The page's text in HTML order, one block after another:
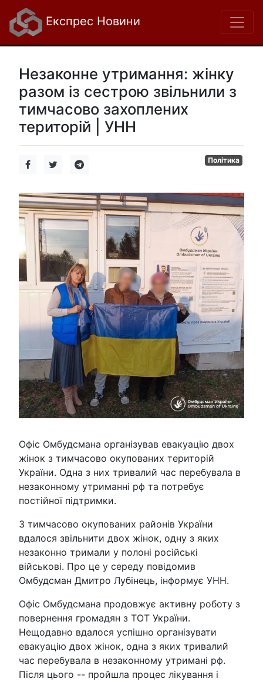
Експрес Новини
Незаконне утримання: жінку
разом із сестрою звільнили з
тимчасово захоплених
територій | УНН
Політика
Офіс Омбудсмана організував евакуацію двох
жінок з тимчасово окупованих територій
України. Одна з них тривалий час перебувала в
незаконному утриманні рф та потребує
постійної підтримки.
З тимчасово окупованих районів України
вдалося звільнити двох жінок, одну з яких
незаконно тримали у полоні російські
військові. Про це у середу повідомив
Омбудсман Дмитро Лубінець, інформує УНН.
Офіс Омбудсмана продовжує активну роботу з
повернення громадян з ТОТ України.
Нещодавно вдалося успішно організувати
евакуацію двох жінок, одна з яких тривалий
час перебувала в незаконному утримані рф.
Після цього -- пройшла процес лікування і